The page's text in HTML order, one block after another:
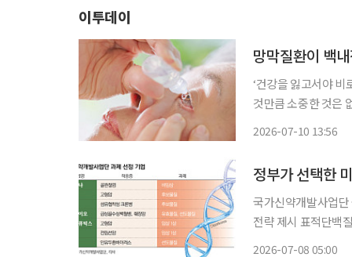
이투데이
망막질환이 백
‘건강을 잃고서야
것만큼 소중한 것은
2026-07-10 13:56
정부가 선택한
국가신약개발사업
전략 제시 표적단백질분해‧
2026-07-08 05:00